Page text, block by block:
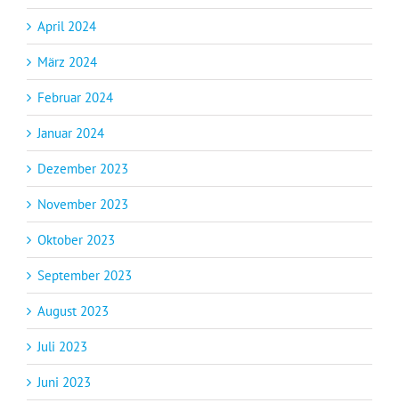
April 2024
März 2024
Februar 2024
Januar 2024
Dezember 2023
November 2023
Oktober 2023
September 2023
August 2023
Juli 2023
Juni 2023